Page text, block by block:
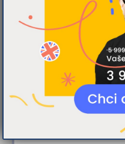
poskytování
analýze naší
soubory cookie.
web používáte,
pro sociální
Partneři tyto
dalšími
nebo které
používáte jejich